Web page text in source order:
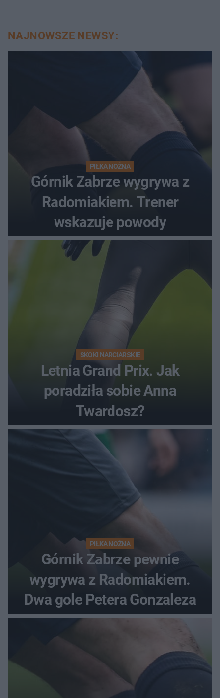
NAJNOWSZE NEWSY:
PIŁKA NOŻNA
Górnik Zabrze wygrywa z
Radomiakiem. Trener
wskazuje powody
SKOKI NARCIARSKIE
Letnia Grand Prix. Jak
poradziła sobie Anna
Twardosz?
PIŁKA NOŻNA
Górnik Zabrze pewnie
wygrywa z Radomiakiem.
Dwa gole Petera Gonzaleza